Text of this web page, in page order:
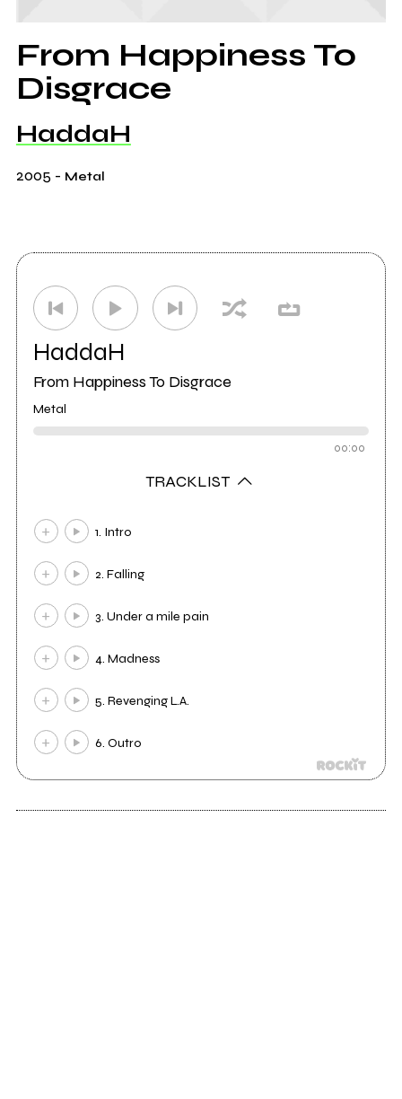
From Happiness To
Disgrace
HaddaH
2005- Metal
HaddaH
From Happiness To Disgrace
Metal
00:00
TRACKLIST
1. Intro
2. Falling
3. Under a mile pain
4. Madness
5. Revenging L.A.
6. Outro